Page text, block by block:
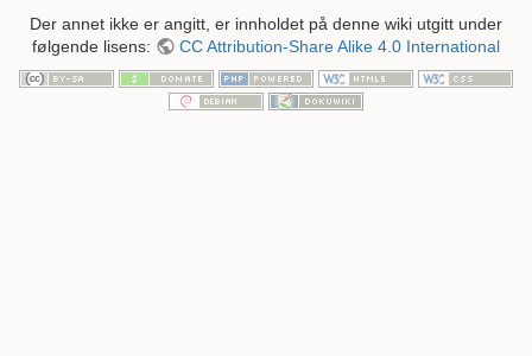
Der annet ikke er angitt, er innholdet på denne wiki utgitt under
følgende lisens:
CC Attribution-Share Alike 4.0 International